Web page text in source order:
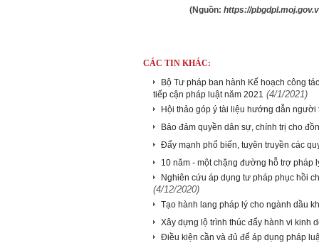
(Nguồn: https://
CÁC TIN KHÁC:
Bộ Tư pháp ban hành Kế hoạch công
tiếp cận pháp luật năm 2021 (4/1/2021)
Hội thảo góp ý tài liệu hướng dẫn
Bảo đảm quyền dân sự, chính trị cho
Đẩy mạnh phổ biến, tuyên truyền các
10 năm - một chặng đường hỗ trợ
Nghiên cứu áp dụng tư pháp phục hồi
(4/12/2020)
Tạo hành lang pháp lý cho ngành dầu
Xây dựng lộ trình thúc đẩy hành vi kinh
Điều kiện cần và đủ để áp dụng pháp